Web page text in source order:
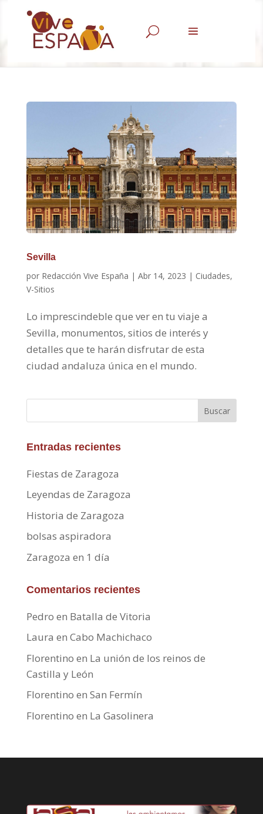
U
Sevilla
por Redacción Vive España | Abr 14, 2023 | Ciudades,
V-Sitios
Lo imprescindeble que ver en tu viaje a
Sevilla, monumentos, sitios de interés y
detalles que te harán disfrutar de esta
ciudad andaluza única en el mundo.
Buscar
Entradas recientes
Fiestas de Zaragoza
Leyendas de Zaragoza
Historia de Zaragoza
bolsas aspiradora
Zaragoza en 1 día
Comentarios recientes
Pedro en Batalla de Vitoria
Laura en Cabo Machichaco
Florentino en La unión de los reinos de
Castilla y León
Florentino en San Fermín
Florentino en La Gasolinera